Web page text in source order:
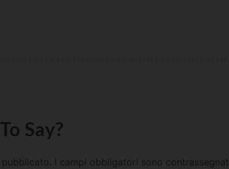
Say?
I campi obbligatori sono contrassegnati